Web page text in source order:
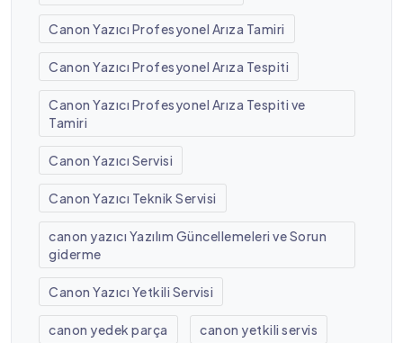
Canon Yazıcı Profesyonel Arıza Tamiri
Canon Yazıcı Profesyonel Arıza Tespiti
Canon Yazıcı Profesyonel Arıza Tespiti ve
Tamiri
Canon Yazıcı Servisi
Canon Yazıcı Teknik Servisi
canon yazıcı Yazılım Güncellemeleri ve Sorun
giderme
Canon Yazıcı Yetkili Servisi
canon yedek parça canon yetkili servis